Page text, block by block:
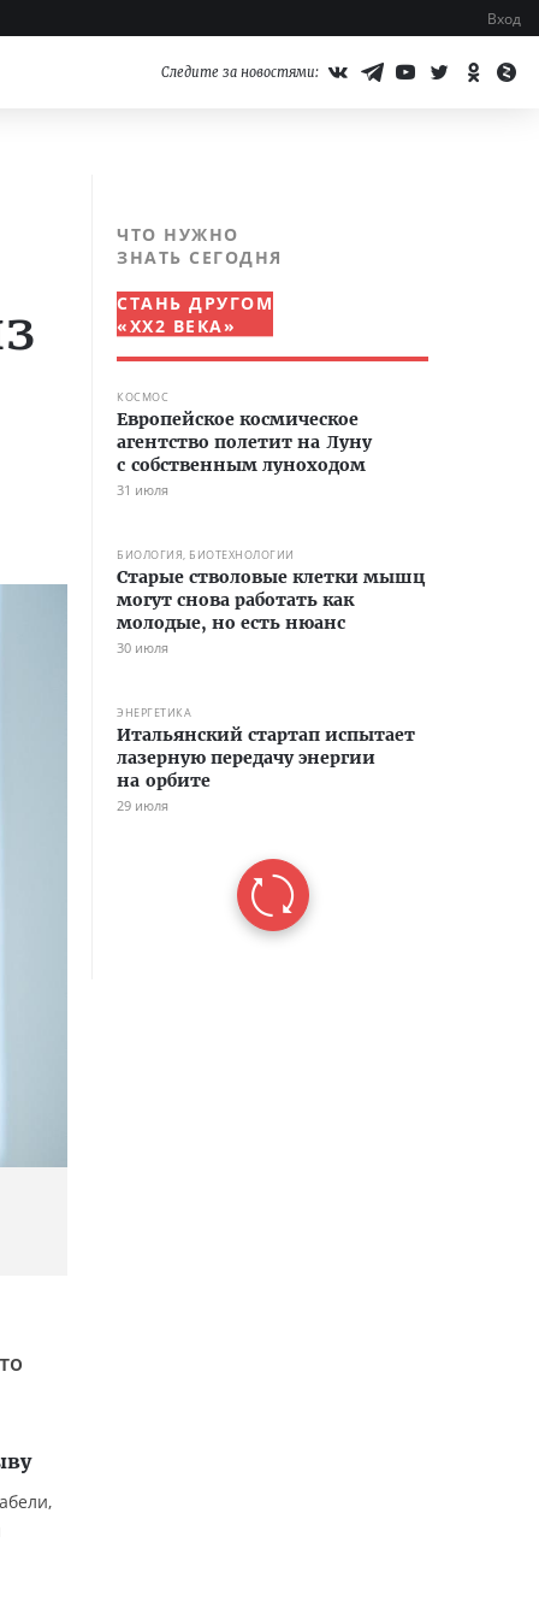
Вход
Следите за новостями:
ЧТО НУЖНО
ЗНАТЬ СЕГОДНЯ
СТАНЬ ДРУГОМ
«XX2 ВЕКА»
КОСМОС
Европейское космическое
агентство полетит на Луну
с собственным луноходом
31 июля
БИОЛОГИЯ, БИОТЕХНОЛОГИИ
Старые стволовые клетки мышц
могут снова работать как
молодые, но есть нюанс
30 июля
ЭНЕРГЕТИКА
Итальянский стартап испытает
лазерную передачу энергии
на орбите
29 июля